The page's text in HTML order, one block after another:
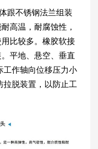
跟不锈钢法兰组装
高温，耐腐蚀性，
比较多。橡胶软接
平地、悬空、垂直
工作轴向位移压力小
拉脱装置，以防止工